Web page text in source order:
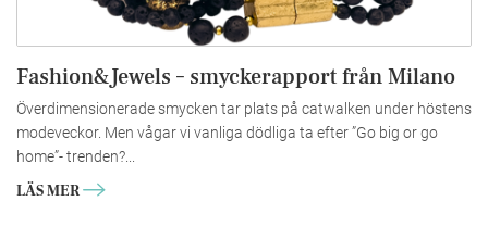
Fashion&Jewels – smyckerapport från Milano
Överdimensionerade smycken tar plats på catwalken under höstens
modeveckor. Men vågar vi vanliga dödliga ta efter ”Go big or go
home”- trenden?...
LÄS MER